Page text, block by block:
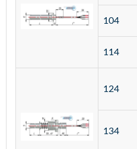
104
114
124
134